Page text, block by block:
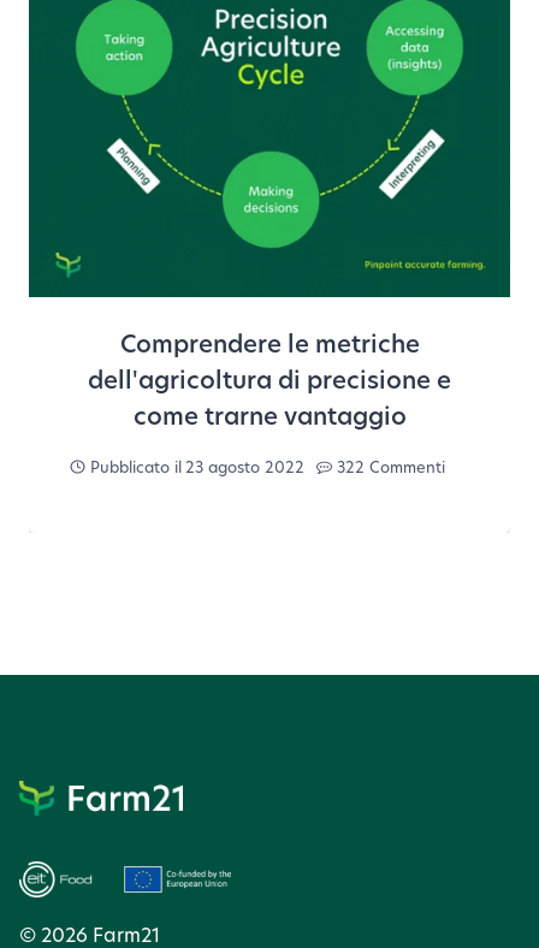
Comprendere le metriche
dell'agricoltura di precisione e
come trarne vantaggio
Pubblicato il23 agosto 2022 322 Commenti
© 2026 Farm21